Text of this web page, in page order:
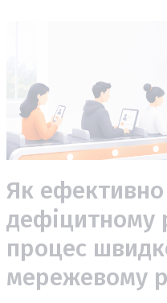
Як
дефіцитному
процес
мережевому